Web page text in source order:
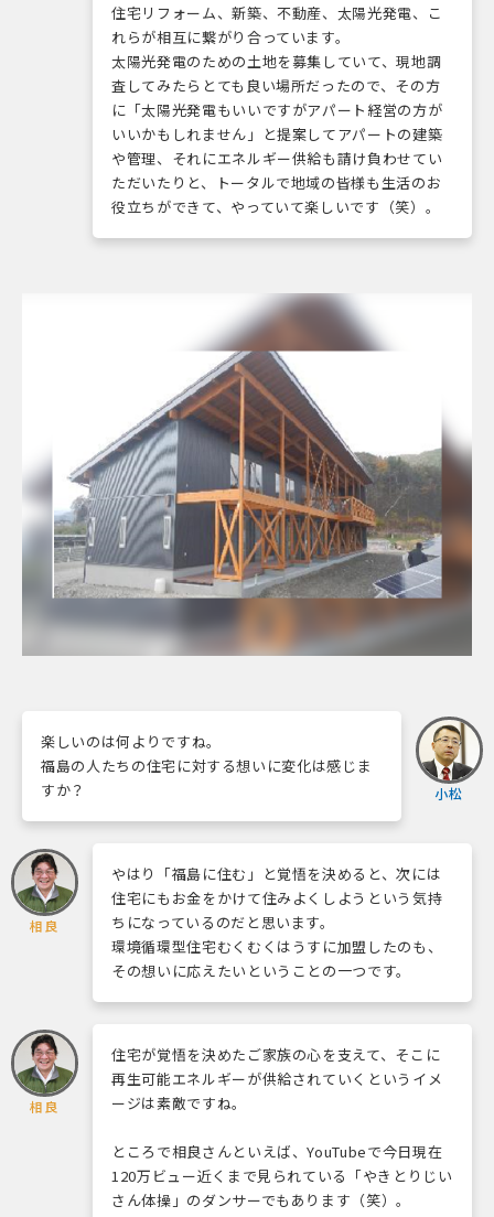
住宅リフォーム、新築、不動産、太陽光発電、こ
れらが相互に繋がり合っています。
太陽光発電のための土地を募集していて、現地調
査してみたらとても良い場所だったので、その方
に「太陽光発電もいいですがアパート経営の方が
いいかもしれません」と提案してアパートの建築
や管理、それにエネルギー供給も請け負わせてい
ただいたりと、トータルで地域の皆様も生活のお
役立ちができて、やっていて楽しいです（笑）。
小松
楽しいのは何よりですね。
福島の人たちの住宅に対する想いに変化は感じま
すか？
相良
やはり「福島に住む」と覚悟を決めると、次には
住宅にもお金をかけて住みよくしようという気持
ちになっているのだと思います。
環境循環型住宅むくむくはうすに加盟したのも、
その想いに応えたいということの一つです。
相良
住宅が覚悟を決めたご家族の心を支えて、そこに
再生可能エネルギーが供給されていくというイメ
ージは素敵ですね。
ところで相良さんといえば、YouTubeで今日現在
120万ビュー近くまで見られている「やきとりじい
さん体操」のダンサーでもあります（笑）。